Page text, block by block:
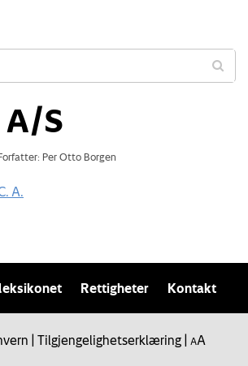
A/S
Per Otto Borgen
A.
Rettigheter Kontakt
Tilgjengelighetserklæring AA